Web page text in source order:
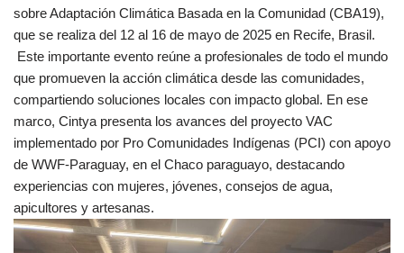
sobre Adaptación Climática Basada en la Comunidad (CBA19),
que se realiza del 12 al 16 de mayo de 2025 en Recife, Brasil.
Este importante evento reúne a profesionales de todo el mundo
que promueven la acción climática desde las comunidades,
compartiendo soluciones locales con impacto global. En ese
marco, Cintya presenta los avances del proyecto VAC
implementado por Pro Comunidades Indígenas (PCI) con apoyo
de WWF-Paraguay, en el Chaco paraguayo, destacando
experiencias con mujeres, jóvenes, consejos de agua,
apicultores y artesanas.